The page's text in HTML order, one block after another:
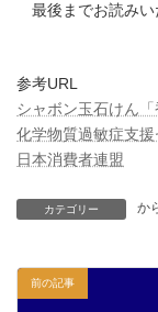
最後までお読みい
参考URL
シャボン玉石けん「
化学物質過敏症支援
日本消費者連盟
カテゴリー か
前の記事